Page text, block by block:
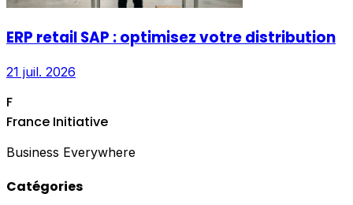
ERP retail SAP : optimisez votre distribution
21 juil. 2026
F
France Initiative
Business Everywhere
Catégories